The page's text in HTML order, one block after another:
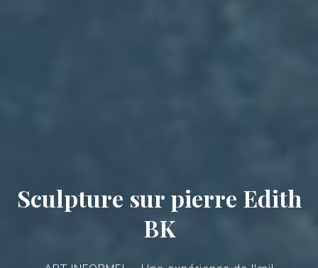
Sculpture sur pierre Edith
BK